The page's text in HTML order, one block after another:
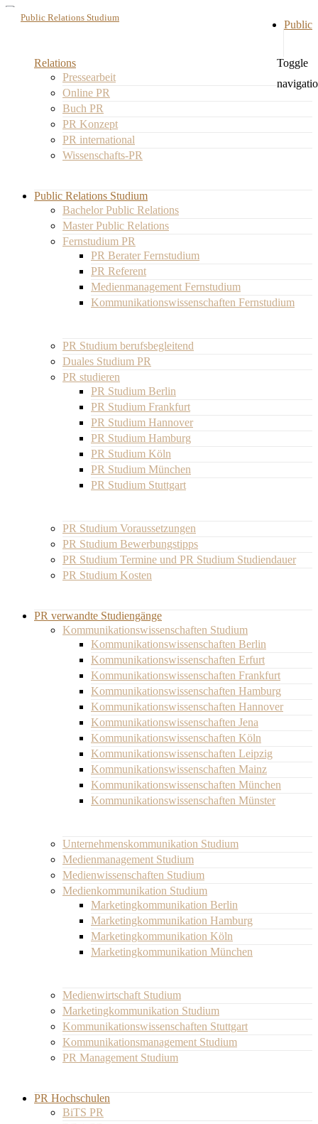
Public Relations Studium
Toggle
Public
Relations
Pressearbeit
Online PR
Buch PR
PR Konzept
PR international
Wissenschafts-PR
Public Relations Studium
Bachelor Public Relations
Master Public Relations
Fernstudium PR
PR Berater Fernstudium
PR Referent
Medienmanagement Fernstudium
Kommunikationswissenschaften Fernstudium
PR Studium berufsbegleitend
Duales Studium PR
PR studieren
PR Studium Berlin
PR Studium Frankfurt
PR Studium Hannover
PR Studium Hamburg
PR Studium Köln
PR Studium München
PR Studium Stuttgart
PR Studium Voraussetzungen
PR Studium Bewerbungstipps
PR Studium Termine und PR Studium Studiendauer
PR Studium Kosten
PR verwandte Studiengänge
Kommunikationswissenschaften Studium
Kommunikationswissenschaften Berlin
Kommunikationswissenschaften Erfurt
Kommunikationswissenschaften Frankfurt
Kommunikationswissenschaften Hamburg
Kommunikationswissenschaften Hannover
Kommunikationswissenschaften Jena
Kommunikationswissenschaften Köln
Kommunikationswissenschaften Leipzig
Kommunikationswissenschaften Mainz
Kommunikationswissenschaften München
Kommunikationswissenschaften Münster
Unternehmenskommunikation Studium
Medienmanagement Studium
Medienwissenschaften Studium
Medienkommunikation Studium
Marketingkommunikation Berlin
Marketingkommunikation Hamburg
Marketingkommunikation Köln
Marketingkommunikation München
Medienwirtschaft Studium
Marketingkommunikation Studium
Kommunikationswissenschaften Stuttgart
Kommunikationsmanagement Studium
PR Management Studium
PR Hochschulen
BiTS PR